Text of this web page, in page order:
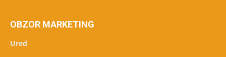
OBZOR MARKETING
Ured